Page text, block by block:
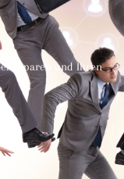
sparen und Ihren